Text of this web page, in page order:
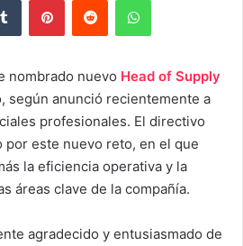
nombrado nuevo Head of Supply
según anunció recientemente a
profesionales. El directivo
por este nuevo reto, en el que
la eficiencia operativa y la
áreas clave de la compañía.
agradecido y entusiasmado de